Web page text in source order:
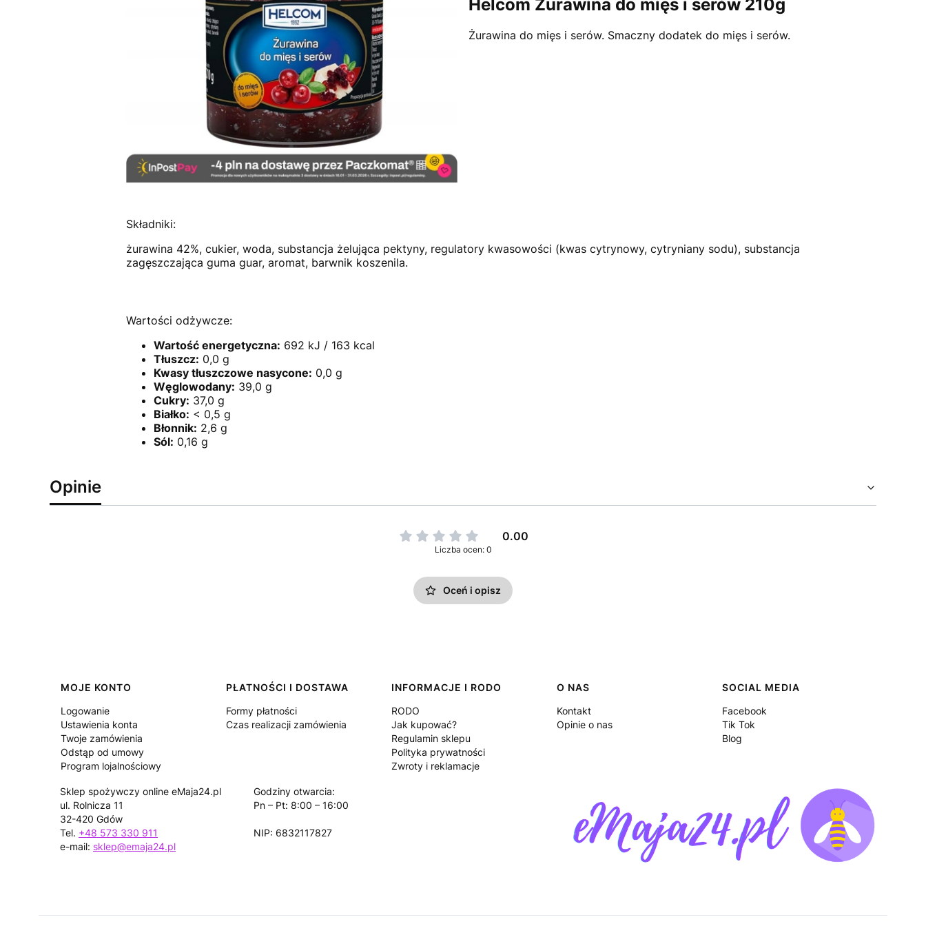
Helcom Żurawina do mięs i serów 210g
Żurawina do mięs i serów. Smaczny dodatek do mięs i serów.
Składniki:
żurawina 42%, cukier, woda, substancja żelująca pektyny, regulatory kwasowości (kwas cytrynowy, cytryniany sodu), substancja
zagęszczająca guma guar, aromat, barwnik koszenila.
Wartości odżywcze:
Wartość energetyczna: 692 kJ / 163 kcal
Tłuszcz: 0,0 g
Kwasy tłuszczowe nasycone: 0,0 g
Węglowodany: 39,0 g
Cukry: 37,0 g
Białko: < 0,5 g
Błonnik: 2,6 g
Sól: 0,16 g
Opinie
0.00
Liczba ocen: 0
Oceń i opisz
Linki w stopce
MOJE KONTO
Logowanie
Ustawienia konta
Twoje zamówienia
Odstąp od umowy
Program lojalnościowy
PŁATNOŚCI I DOSTAWA
Formy płatności
Czas realizacji zamówienia
INFORMACJE I RODO
RODO
Jak kupować?
Regulamin sklepu
Polityka prywatności
Zwroty i reklamacje
O NAS
Kontakt
Opinie o nas
SOCIAL MEDIA
Facebook
Tik Tok
Blog
Sklep spożywczy online eMaja24.pl
ul. Rolnicza 11
32-420 Gdów
Tel. +48 573 330 911
e-mail: sklep@emaja24.pl
Godziny otwarcia:
Pn – Pt: 8:00 – 16:00
NIP: 6832117827